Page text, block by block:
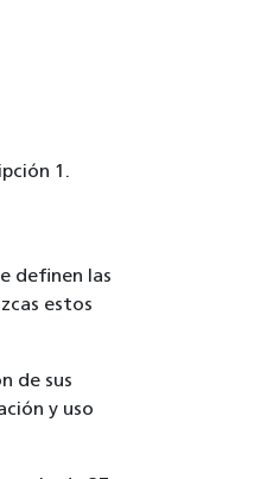
1.
definen las
estos
de sus
y uso